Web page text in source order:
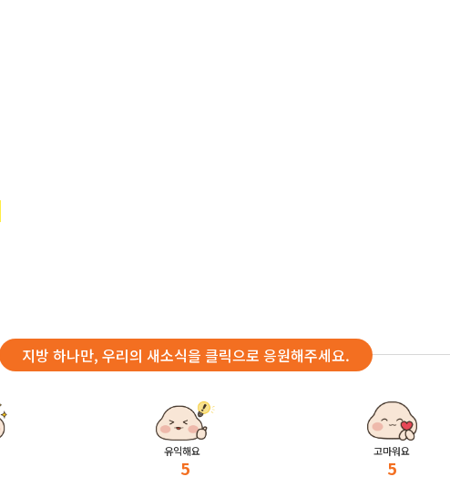
지방 하나만, 우리의 새소식을 클릭으로 응원해주세요.
유익해요
5
고마워요
5